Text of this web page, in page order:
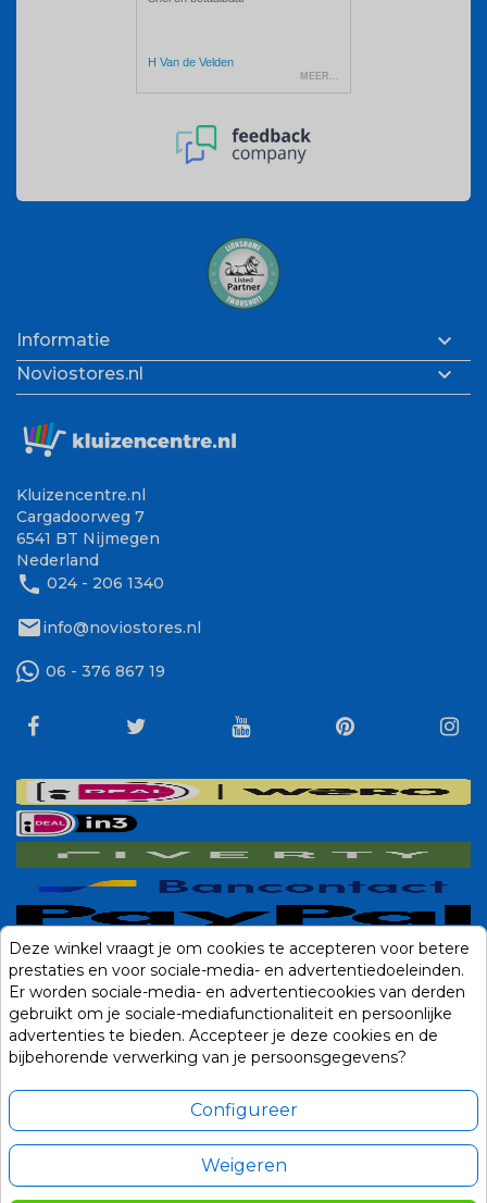
Informatie 
Noviostores.nl 
Kluizencentre.nl
Cargadoorweg 7
6541 BT Nijmegen
Nederland
phone 024 - 206 1340
mailinfo@noviostores.nl
06 - 376 867 19
Deze winkel vraagt je om cookies te accepteren voor betere
prestaties en voor sociale-media- en advertentiedoeleinden.
Er worden sociale-media- en advertentiecookies van derden
gebruikt om je sociale-mediafunctionaliteit en persoonlijke
advertenties te bieden. Accepteer je deze cookies en de
bijbehorende verwerking van je persoonsgegevens?
Configureer
Weigeren